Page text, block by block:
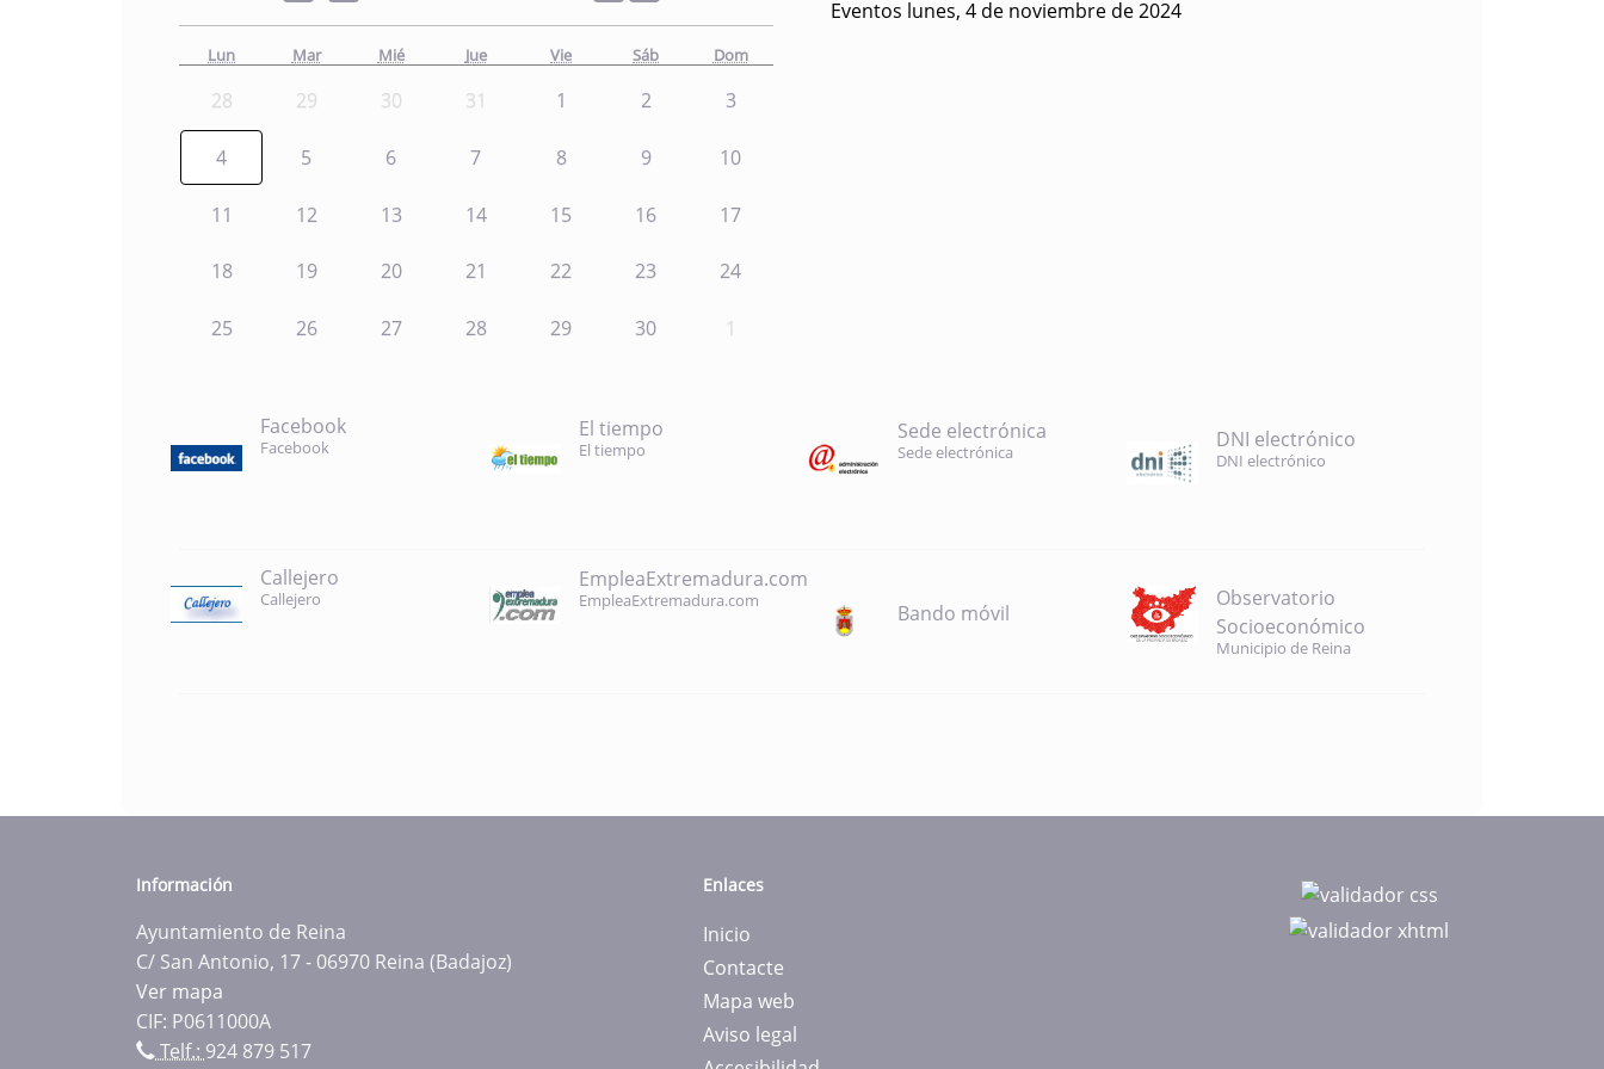
Lun Mar Mié Jue Vie Sáb Dom
28 29 30 31 1 2 3
4 5 6 7 8 9 10
11 12 13 14 15 16 17
18 19 20 21 22 23 24
25 26 27 28 29 30 1
Eventos lunes, 4 de noviembre de 2024
Facebook
Facebook
El tiempo
El tiempo
Sede electrónica
Sede electrónica DNI electrónico
DNI electrónico
Callejero
Callejero
EmpleaExtremadura.com
EmpleaExtremadura.com
Bando móvil
Observatorio
Socioeconómico
Municipio de Reina
Información
Ayuntamiento de Reina
C/ San Antonio, 17 - 06970 Reina (Badajoz)
Ver mapa
CIF: P0611000A
Telf.:924 879 517
Enlaces
Inicio
Contacte
Mapa web
Aviso legal